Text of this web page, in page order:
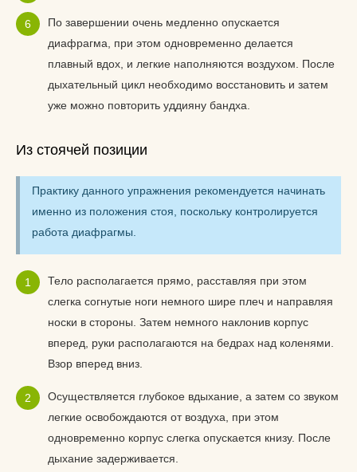
По завершении очень медленно опускается
диафрагма, при этом одновременно делается
плавный вдох, и легкие наполняются воздухом. После
дыхательный цикл необходимо восстановить и затем
уже можно повторить уддияну бандха.
Из стоячей позиции
Практику данного упражнения рекомендуется начинать
именно из положения стоя, поскольку контролируется
работа диафрагмы.
Тело располагается прямо, расставляя при этом
слегка согнутые ноги немного шире плеч и направляя
носки в стороны. Затем немного наклонив корпус
вперед, руки располагаются на бедрах над коленями.
Взор вперед вниз.
Осуществляется глубокое вдыхание, а затем со звуком
легкие освобождаются от воздуха, при этом
одновременно корпус слегка опускается книзу. После
дыхание задерживается.